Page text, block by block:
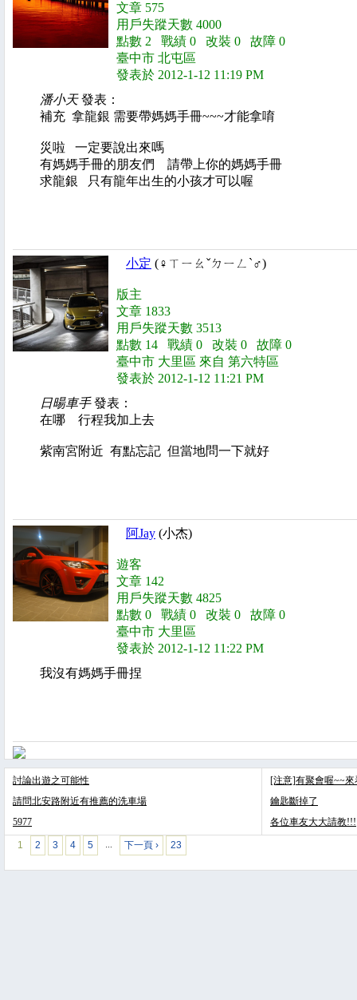
文章 575
用戶失蹤天數 4000
點數 2 戰績 0 改裝 0 故障 0
臺中市 北屯區
發表於 2012-1-12 11:19 PM
潘小天發表：
補充 拿龍銀 需要帶媽媽手冊~~~才能拿唷
災啦 一定要說出來嗎
有媽媽手冊的朋友們 請帶上你的媽媽手冊
求龍銀 只有龍年出生的小孩才可以喔
小定 (♀ㄒㄧㄠˇㄉㄧㄥˋ♂)
版主
文章 1833
用戶失蹤天數 3513
點數 14 戰績 0 改裝 0 故障 0
臺中市 大里區 來自 第六特區
發表於 2012-1-12 11:21 PM
日暘車手發表：
在哪 行程我加上去
紫南宮附近 有點忘記 但當地問一下就好
阿Jay (小杰)
遊客
文章 142
用戶失蹤天數 4825
點數 0 戰績 0 改裝 0 故障 0
臺中市 大里區
發表於 2012-1-12 11:22 PM
我沒有媽媽手冊捏
討論出遊之可能性
請問北安路附近有推薦的洗車場
5977
[注意]有聚會喔~~來
鑰匙斷掉了
各位車友大大請教!!!
1 2 3 4 5 … 下一頁 › 23